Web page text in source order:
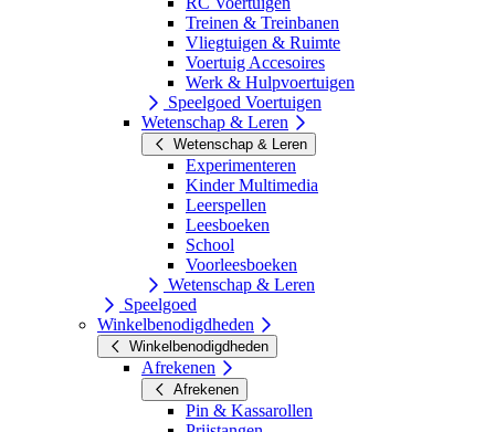
Treinen & Treinbanen
Vliegtuigen & Ruimte
Voertuig Accesoires
Werk & Hulpvoertuigen
Speelgoed Voertuigen
Wetenschap & Leren
Wetenschap & Leren
Experimenteren
Kinder Multimedia
Leerspellen
Leesboeken
School
Voorleesboeken
Wetenschap & Leren
Speelgoed
Winkelbenodigdheden
Winkelbenodigdheden
Afrekenen
Afrekenen
Pin & Kassarollen